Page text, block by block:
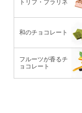
トリフ・プラリネ
和のチョコレート
フルーツが香るチ
ョコレート